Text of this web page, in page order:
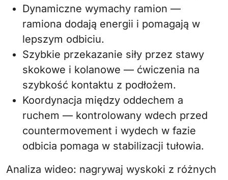
Dynamiczne wymachy ramion —
ramiona dodają energii i pomagają w
lepszym odbiciu.
Szybkie przekazanie siły przez stawy
skokowe i kolanowe — ćwiczenia na
szybkość kontaktu z podłożem.
Koordynacja między oddechem a
ruchem — kontrolowany wdech przed
countermovement i wydech w fazie
odbicia pomaga w stabilizacji tułowia.
Analiza wideo: nagrywaj wyskoki z różnych